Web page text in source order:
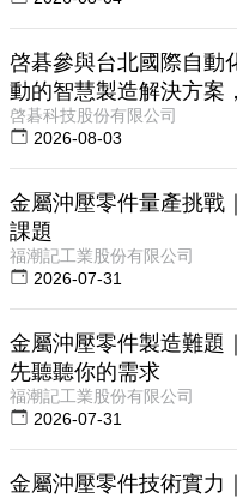
啓碁參與台北國際自動
動的智慧製造解決方案
啓碁科技股份有限公司
2026-08-03
金屬沖壓零件量產挑戰
課題
福潮記工業股份有限公司
2026-07-31
金屬沖壓零件製造難題
先聽聽你的需求
福潮記工業股份有限公司
2026-07-31
金屬沖壓零件技術實力